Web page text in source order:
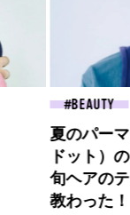
FASHION
ロエベの
コントラ
喜び、明